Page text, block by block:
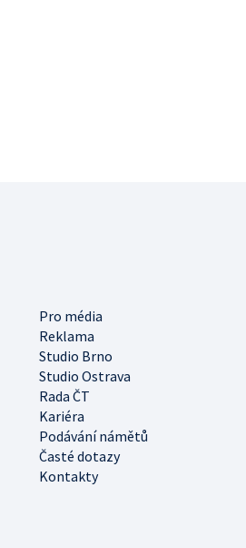
Pro média
Reklama
Studio Brno
Studio Ostrava
Rada ČT
Kariéra
Podávání námětů
Časté dotazy
Kontakty